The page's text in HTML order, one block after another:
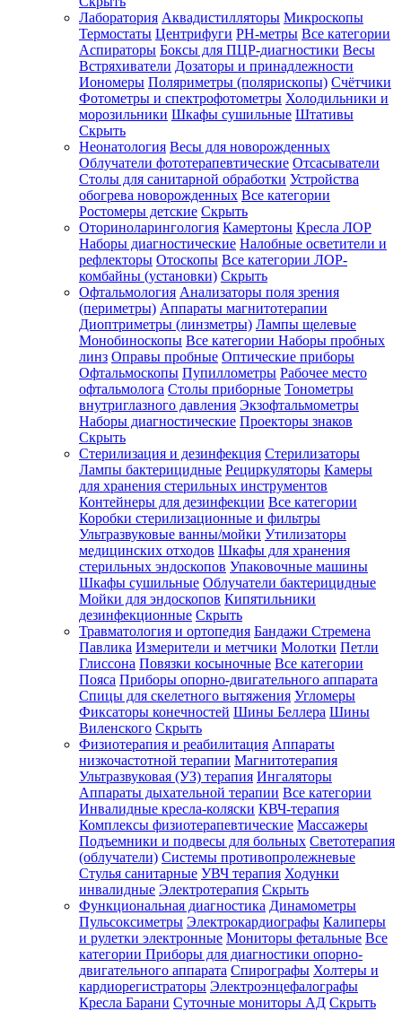
Лаборатория Аквадистилляторы Микроскопы
Термостаты Центрифуги PH-метры Все категории
Аспираторы Боксы для ПЦР-диагностики Весы
Встряхиватели Дозаторы и принадлежности
Иономеры Поляриметры (полярископы) Счётчики
Фотометры и спектрофотометры Холодильники и
морозильники Шкафы сушильные Штативы
Скрыть
Неонатология Весы для новорожденных
Облучатели фототерапевтические Отсасыватели
Столы для санитарной обработки Устройства
обогрева новорожденных Все категории
Ростомеры детские Скрыть
Оториноларингология Камертоны Кресла ЛОР
Наборы диагностические Налобные осветители и
рефлекторы Отоскопы Все категории ЛОР-
комбайны (установки) Скрыть
Офтальмология Анализаторы поля зрения
(периметры) Аппараты магнитотерапии
Диоптриметры (линзметры) Лампы щелевые
Монобиноскопы Все категории Наборы пробных
линз Оправы пробные Оптические приборы
Офтальмоскопы Пупиллометры Рабочее место
офтальмолога Столы приборные Тонометры
внутриглазного давления Экзофтальмометры
Наборы диагностические Проекторы знаков
Скрыть
Стерилизация и дезинфекция Стерилизаторы
Лампы бактерицидные Рециркуляторы Камеры
для хранения стерильных инструментов
Контейнеры для дезинфекции Все категории
Коробки стерилизационные и фильтры
Ультразвуковые ванны/мойки Утилизаторы
медицинских отходов Шкафы для хранения
стерильных эндоскопов Упаковочные машины
Шкафы сушильные Облучатели бактерицидные
Мойки для эндоскопов Кипятильники
дезинфекционные Скрыть
Травматология и ортопедия Бандажи Стремена
Павлика Измерители и метчики Молотки Петли
Глиссона Повязки косыночные Все категории
Пояса Приборы опорно-двигательного аппарата
Спицы для скелетного вытяжения Угломеры
Фиксаторы конечностей Шины Беллера Шины
Виленского Скрыть
Физиотерапия и реабилитация Аппараты
низкочастотной терапии Магнитотерапия
Ультразвуковая (УЗ) терапия Ингаляторы
Аппараты дыхательной терапии Все категории
Инвалидные кресла-коляски КВЧ-терапия
Комплексы физиотерапевтические Массажеры
Подъемники и подвесы для больных Светотерапия
(облучатели) Системы противопролежневые
Стулья санитарные УВЧ терапия Ходунки
инвалидные Электротерапия Скрыть
Функциональная диагностика Динамометры
Пульсоксиметры Электрокардиографы Калиперы
и рулетки электронные Мониторы фетальные Все
категории Приборы для диагностики опорно-
двигательного аппарата Спирографы Холтеры и
кардиорегистраторы Электроэнцефалографы
Кресла Барани Суточные мониторы АД Скрыть